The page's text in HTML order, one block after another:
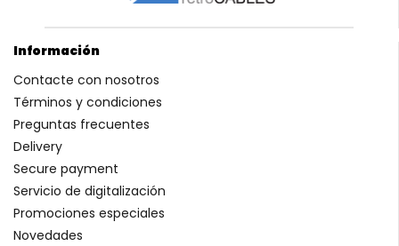
Información
Contacte con nosotros
Términos y condiciones
Preguntas frecuentes
Delivery
Secure payment
Servicio de digitalización
Promociones especiales
Novedades